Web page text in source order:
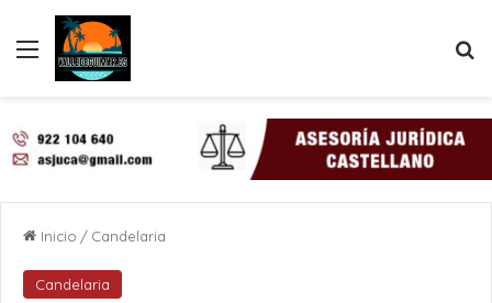
Menú
Inicio / Candelaria
Candelaria